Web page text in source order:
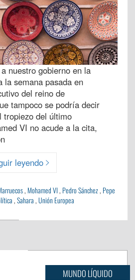
nuestro gobierno en la
la semana pasada en
del reino de
tampoco se podría decir
tropiezo del último
VI no acude a la cita,
leyendo
, Mohamed VI, Pedro Sánchez, Pepe
,Sahara,Unión Europea
MUNDO LÍQUIDO